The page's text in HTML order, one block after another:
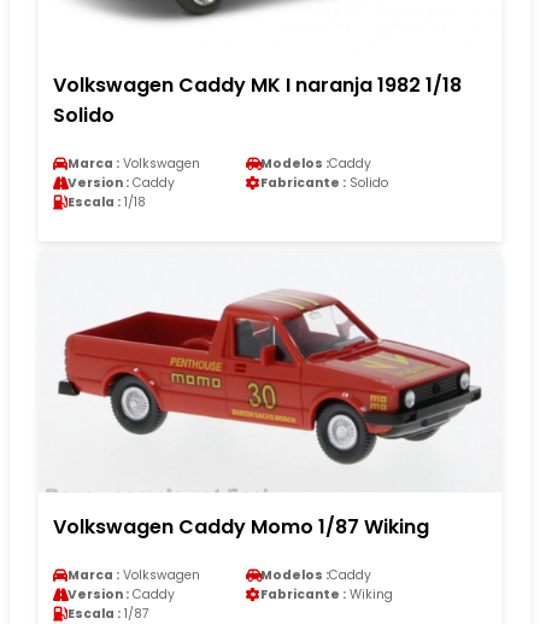
Volkswagen Caddy MK I naranja 1982 1/18
Solido
Marca : Volkswagen Modelos :Caddy
Version : Caddy Fabricante : Solido
Escala : 1/18
Volkswagen Caddy Momo 1/87 Wiking
Marca : Volkswagen Modelos :Caddy
Version : Caddy Fabricante : Wiking
Escala : 1/87